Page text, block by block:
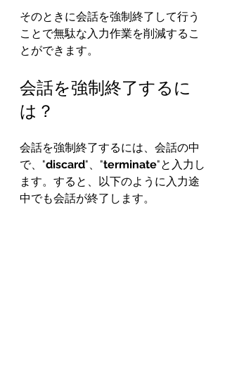
そのときに会話を強制終了して行う
ことで無駄な入力作業を削減するこ
とができます。
会話を強制終了するに
は？
会話を強制終了するには、会話の中
で、"discard"、"terminate"と入力し
ます。すると、以下のように入力途
中でも会話が終了します。